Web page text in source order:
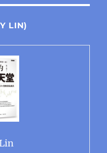
LIN)